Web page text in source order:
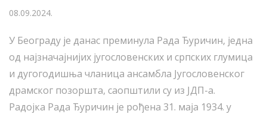
08.09.2024.
У Београду је данас преминула Рада Ђуричин, једна
од најзначајнијих југословенских и српских глумица
и дугогодишња чланица ансамбла Југословенског
драмског позоршта, саопштили су из ЈДП-а.
Радојка Рада Ђуричин је рођена 31. маја 1934. у